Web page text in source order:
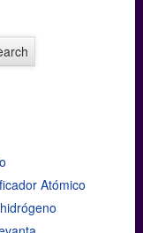
Atómico